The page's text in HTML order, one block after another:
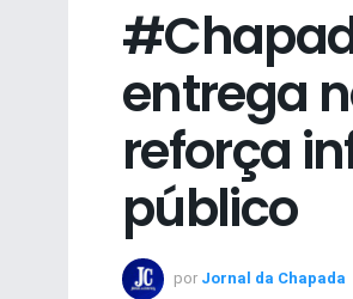
entrega
reforça
público
por Jornal da Chapada